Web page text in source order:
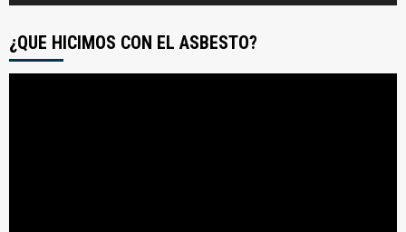
¿QUE HICIMOS CON EL ASBESTO?